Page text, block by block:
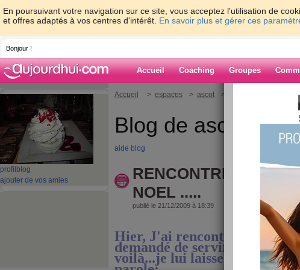
En poursuivant votre navigation sur ce site, vous acceptez l'utilisation de
et offres adaptés à vos centres d'intérêt. En savoir plus et gérer ces
Bonjour !
Accueil Coaching Groupes
profil blog
ajouter de vos amies
Accueil > espaces > ascot > RENCONTRE AVEC
Blog de ascot
aide blog
RENCONTRE AVEC
NOEL .....
publié le 21/12/2009 à 18:39
Hier, J'ai rencontré le Père
demandé de servir
voilà...je lui laisse la